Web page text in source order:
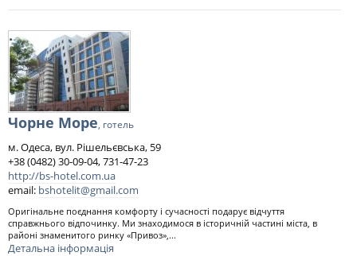
Чорне Море, готель
м. Одеса, вул. Рішельєвська, 59
+38 (0482) 30-09-04, 731-47-23
http://bs-hotel.com.ua
email: bshotelit@gmail.com
Оригінальне поєднання комфорту і сучасності подарує відчуття
справжнього відпочинку. Ми знаходимося в історичній частині міста, в
районі знаменитого ринку «Привоз»,...
Детальна інформація